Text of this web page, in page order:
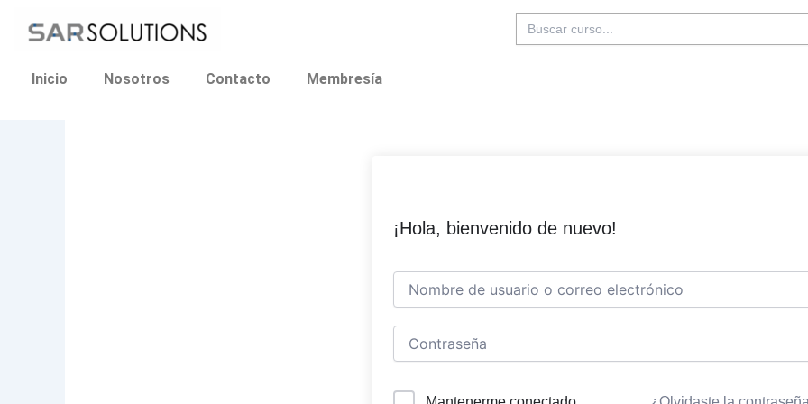
Buscar:
Inicio Nosotros Contacto Membresía
¡Hola, bienvenido de nuevo!